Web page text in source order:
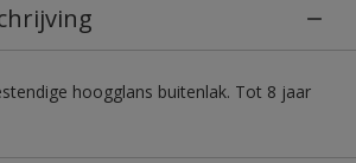
hoogglans buitenlak. Tot 8 jaar